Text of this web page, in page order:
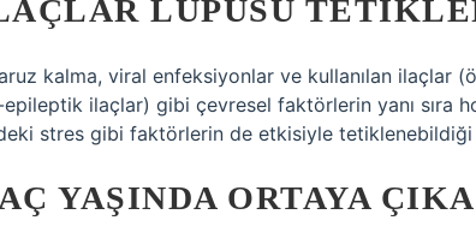
LUPUSU
kalma, viral enfeksiyonlar ve kullanılan ilaçlar
ilaçlar) gibi çevresel faktörlerin yanı sıra
stres gibi faktörlerin de etkisiyle
YAŞINDA ORTAYA